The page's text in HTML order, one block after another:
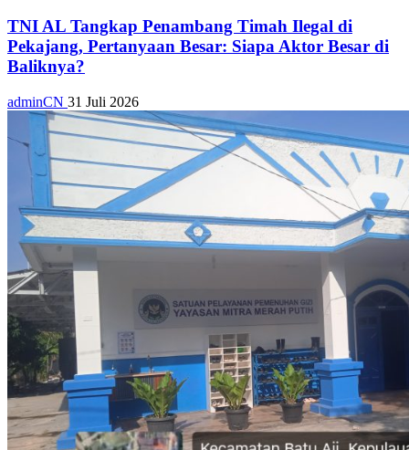
TNI AL Tangkap Penambang Timah Ilegal di
Pekajang, Pertanyaan Besar: Siapa Aktor Besar di
Baliknya?
adminCN 31 Juli 2026